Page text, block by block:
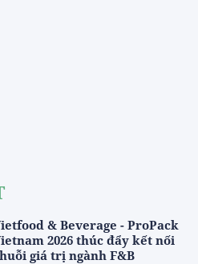
& Beverage - ProPack
2026 thúc đẩy kết nối
giá trị ngành F&B